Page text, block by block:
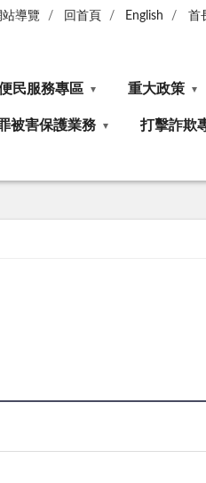
站導覽 回首頁 English 首
民服務專區 重大政策
被害保護業務 打擊詐欺